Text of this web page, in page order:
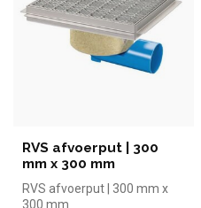
RVS afvoerput | 300
mm x 300 mm
RVS afvoerput | 300 mm x
300 mm